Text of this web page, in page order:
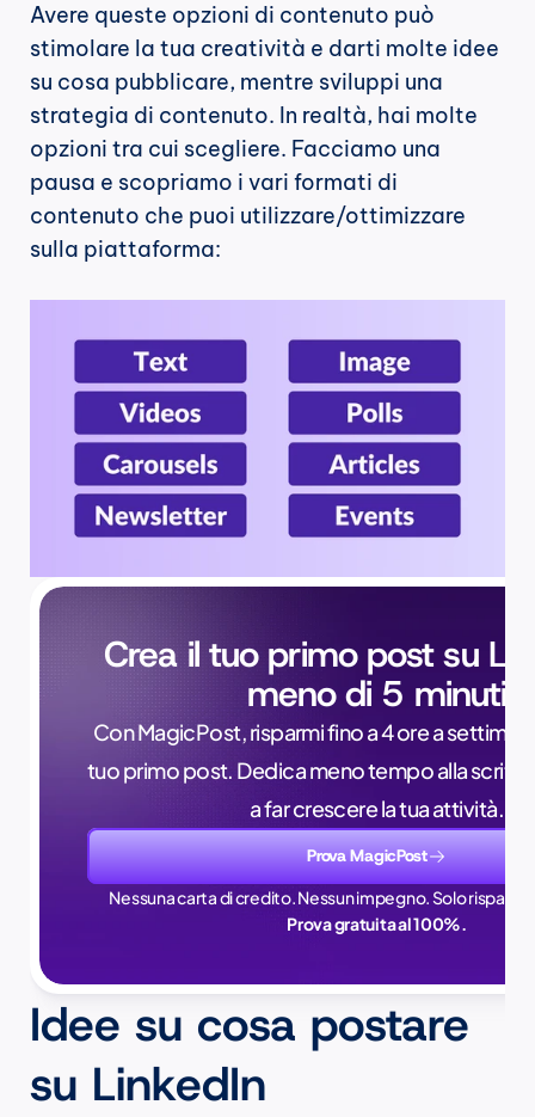
Avere queste opzioni di contenuto può
stimolare la tua creatività e darti molte idee
su cosa pubblicare, mentre sviluppi una
strategia di contenuto. In realtà, hai molte
opzioni tra cui scegliere. Facciamo una
pausa e scopriamo i vari formati di
contenuto che puoi utilizzare/ottimizzare
sulla piattaforma:
Crea il tuo primo post su
meno di 5 minuti
Con MagicPost, risparmi fino a 4 ore a
tuo primo post. Dedica meno tempo alla
a far crescere la tua attività.
Prova MagicPost
Nessuna carta di credito. Nessun impegno. Solo
Prova gratuita al 100%.
Idee su cosa postare
su LinkedIn